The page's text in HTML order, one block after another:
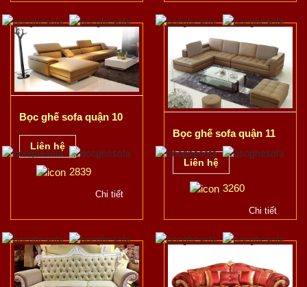
Bọc ghế sofa quận 10
Liên hệ
2839
Chi tiết
Bọc ghế sofa quận 11
Liên hệ
3260
Chi tiết